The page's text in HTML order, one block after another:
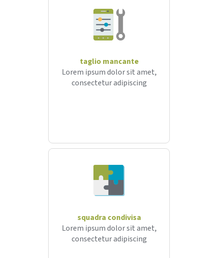
taglio mancante
Lorem ipsum dolor sit amet,
consectetur adipiscing
squadra condivisa
Lorem ipsum dolor sit amet,
consectetur adipiscing